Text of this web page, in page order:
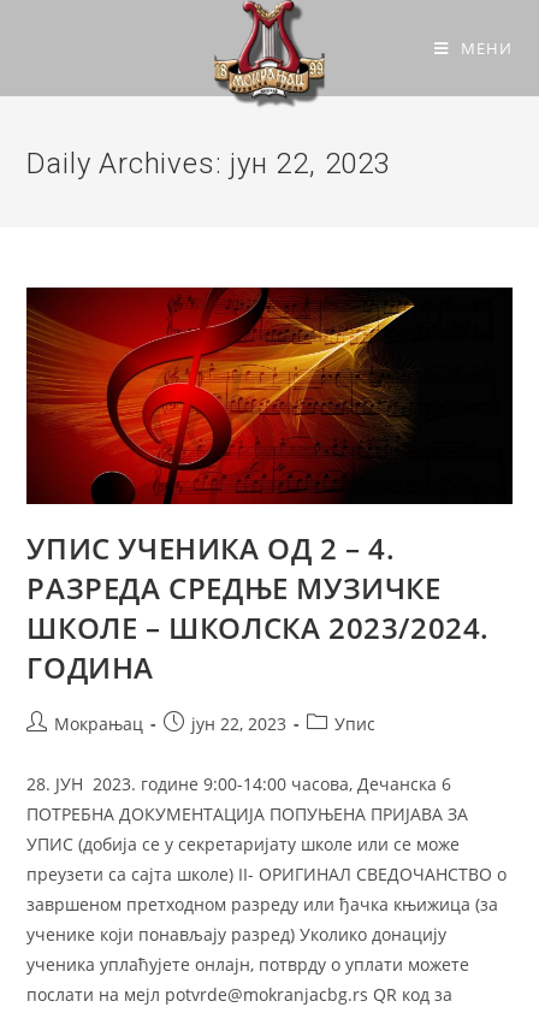
МЕНИ
Daily Archives: јун 22, 2023
УПИС УЧЕНИКА ОД 2 – 4.
РАЗРЕДА СРЕДЊЕ МУЗИЧКЕ
ШКОЛЕ – ШКОЛСКА 2023/2024.
ГОДИНА
Мокрањац јун 22, 2023 Упис
28. ЈУН 2023. године 9:00-14:00 часова, Дечанска 6
ПОТРЕБНА ДОКУМЕНТАЦИЈА ПОПУЊЕНА ПРИЈАВА ЗА
УПИС (добија се у секретаријату школе или се може
преузети са сајта школе) II- ОРИГИНАЛ СВЕДОЧАНСТВО о
завршеном претходном разреду или ђачка књижица (за
ученике који понављају разред) Уколико донацију
ученика уплаћујете онлајн, потврду о уплати можете
послати на мејл potvrdе@mokranjacbg.rs QR код за